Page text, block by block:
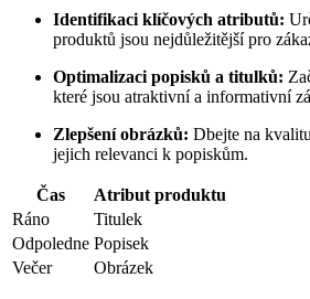
Identifikaci klíčových atributů:
produktů jsou nejdůležitější pro
Optimalizaci popisků a titulků:
které jsou atraktivní a informativní
Zlepšení obrázků: Dbejte na
jejich relevanci k popiskům.
Čas
Atribut produktu
Ráno
Titulek
Odpoledne Popisek
Večer
Obrázek